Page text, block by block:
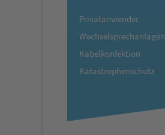
Privatanwender
Wechselsprechanlagen
Kabelkonfektion
Katastrophenschutz